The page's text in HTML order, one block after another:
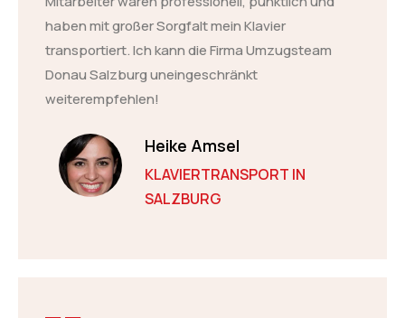
haben mit großer Sorgfalt mein Klavier
transportiert. Ich kann die Firma Umzugsteam
Donau Salzburg uneingeschränkt
weiterempfehlen!
Heike Amsel
KLAVIERTRANSPORT IN
SALZBURG